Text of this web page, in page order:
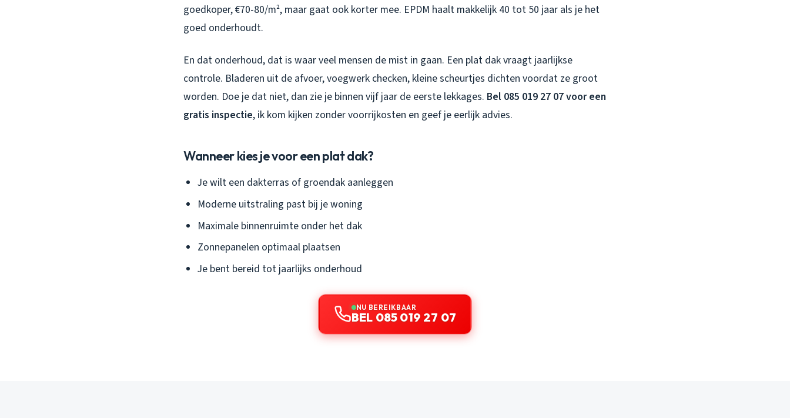
goedkoper, €70-80/m², maar gaat ook korter mee. EPDM haalt makkelijk 40 tot 50 jaar als je het
goed onderhoudt.
En dat onderhoud, dat is waar veel mensen de mist in gaan. Een plat dak vraagt jaarlijkse
controle. Bladeren uit de afvoer, voegwerk checken, kleine scheurtjes dichten voordat ze groot
worden. Doe je dat niet, dan zie je binnen vijf jaar de eerste lekkages. Bel 085 019 27 07 voor een
gratis inspectie, ik kom kijken zonder voorrijkosten en geef je eerlijk advies.
Wanneer kies je voor een plat dak?
Je wilt een dakterras of groendak aanleggen
Moderne uitstraling past bij je woning
Maximale binnenruimte onder het dak
Zonnepanelen optimaal plaatsen
Je bent bereid tot jaarlijks onderhoud
NU BEREIKBAAR
BEL 085 019 27 07